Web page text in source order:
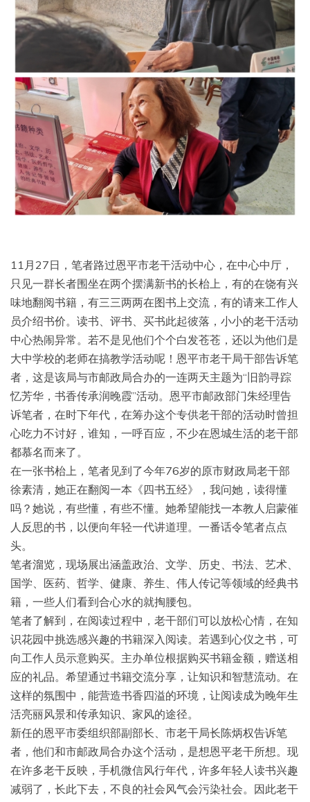
11月27日，笔者路过恩平市老干活动中心，在中心中厅，
只见一群长者围坐在两个摆满新书的长枱上，有的在饶有兴
味地翻阅书籍，有三三两两在图书上交流，有的请来工作人
员介绍书价。读书、评书、买书此起彼落，小小的老干活动
中心热闹异常。若不是见他们个个白发苍苍，还以为他们是
大中学校的老师在搞教学活动呢！恩平市老干局干部告诉笔
者，这是该局与市邮政局合办的一连两天主题为“旧韵寻踪
忆芳华，书香传承润晚霞”活动。恩平市邮政部门朱经理告
诉笔者，在时下年代，在筹办这个专供老干部的活动时曾担
心吃力不讨好，谁知，一呼百应，不少在恩城生活的老干部
都慕名而来了。
在一张书枱上，笔者见到了今年76岁的原市财政局老干部
徐素清，她正在翻阅一本《四书五经》，我问她，读得懂
吗？她说，有些懂，有些不懂。她希望能找一本教人启蒙催
人反思的书，以便向年轻一代讲道理。一番话令笔者点点
头。
笔者溜览，现场展出涵盖政治、文学、历史、书法、艺术、
国学、医药、哲学、健康、养生、伟人传记等领域的经典书
籍，一些人们看到合心水的就掏腰包。
笔者了解到，在阅读过程中，老干部们可以放松心情，在知
识花园中挑选感兴趣的书籍深入阅读。若遇到心仪之书，可
向工作人员示意购买。主办单位根据购买书籍金额，赠送相
应的礼品。希望通过书籍交流分享，让知识和智慧流动。在
这样的氛围中，能营造书香四溢的环境，让阅读成为晚年生
活亮丽风景和传承知识、家风的途径。
新任的恩平市委组织部副部长、市老干局长陈炳权告诉笔
者，他们和市邮政局合办这个活动，是想恩平老干所想。现
在许多老干反映，手机微信风行年代，许多年轻人读书兴趣
减弱了，长此下去，不良的社会风气会污染社会。因此老干